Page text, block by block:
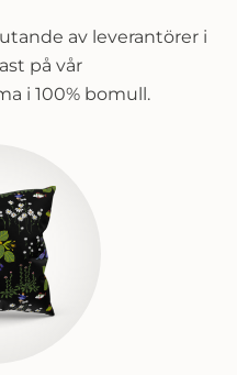
av leverantörer i
på vår
i 100% bomull.